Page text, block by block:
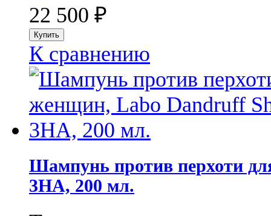
22 500 ₽
К сравнению
Шампунь против перхоти
3HA, 200 мл.